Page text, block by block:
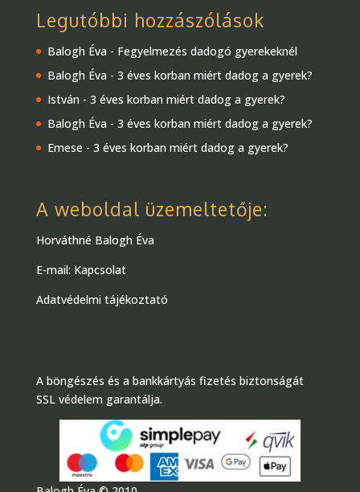
Legutóbbi hozzászólások
Balogh Éva - Fegyelmezés dadogó gyerekeknél
Balogh Éva - 3 éves korban miért dadog a gyerek?
István - 3 éves korban miért dadog a gyerek?
Balogh Éva - 3 éves korban miért dadog a gyerek?
Emese - 3 éves korban miért dadog a gyerek?
A weboldal üzemeltetője:
Horváthné Balogh Éva
E-mail: Kapcsolat
Adatvédelmi tájékoztató
A böngészés és a bankkártyás fizetés biztonságát
SSL védelem garantálja.